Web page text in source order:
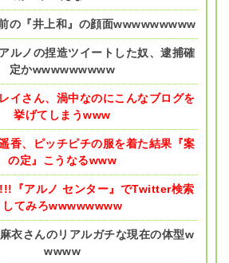
前の『井上和』の顔面wwwwwwwww
ルノの捏造ツイートした奴、逮捕確
定かwwwwwwwww
イさん、渦中なのにこんなブログを
挙げてしまうwww
香、ピッチピチの服を着た結果『案
の定』こうなるwww
!!!『アルノ センター』でTwitter検索
してみろwwwwwwww
麻衣さんのリアルガチな現在の体型w
wwww